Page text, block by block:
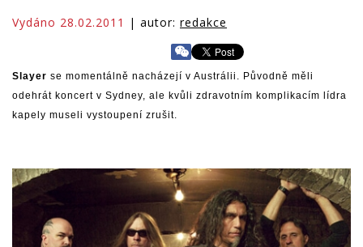
Vydáno 28.02.2011 | autor: redakce
Slayer se momentálně nacházejí v Austrálii. Původně měli
odehrát koncert v Sydney, ale kvůli zdravotním komplikacím lídra
kapely museli vystoupení zrušit.